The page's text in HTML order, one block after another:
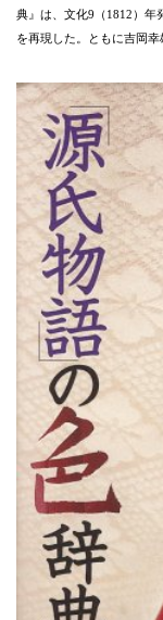
典』は、文化9（1812）年
を再現した。ともに吉岡